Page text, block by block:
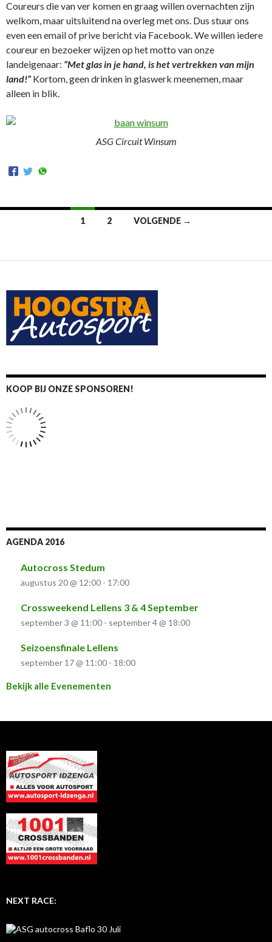
Coureurs die van ver komen en graag willen overnachten zijn
welkom, maar uitsluitend na overleg met ons. Dus stuur ons
even een email of prive bericht via Facebook. We willen iedere
coureur en bezoeker wijzen op het motto van onze
landeigenaar: “Met glas in je hand, is het vertrekken van mijn
land!” Kortom, geen drinken in glaswerk meenemen, maar
alleen in blik.
ASG Circuit Winsum
navigatie
1 2 VOLGENDE →
KOOP BIJ ONZE SPONSOREN!
AGENDA 2016
Autocross Stedum
augustus 20 @ 12:00 - 17:00
Crossweekend Lellens 3 & 4 September
september 3 @ 11:00 - september 4 @ 18:00
Seizoensfinale Lellens
september 17 @ 11:00 - 18:00
Bekijk alle Evenementen
NEXT RACE: